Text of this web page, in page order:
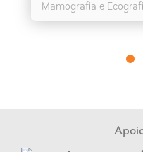
Mamografia e